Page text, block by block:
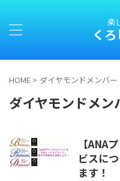
楽
く
HOME > ダイヤモンドメンバー
ダイヤモンドメン
【ANA
ビスに
ます！